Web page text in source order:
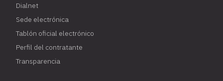
Dialnet
Sede electrónica
Tablón oficial electrónico
Perfil del contratante
Transparencia